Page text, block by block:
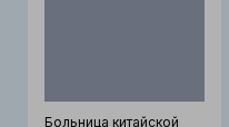
Больница китайской